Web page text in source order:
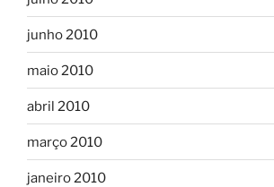
junho 2010
maio 2010
abril 2010
março 2010
janeiro 2010